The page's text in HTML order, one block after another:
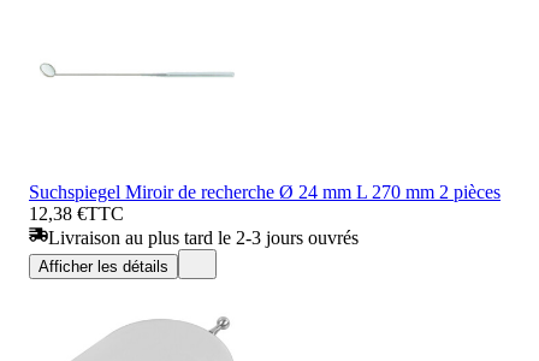
Suchspiegel Miroir de recherche Ø 24 mm L 270 mm 2 pièces
12,38 €TTC
Livraison au plus tard le 2-3 jours ouvrés
Afficher les détails